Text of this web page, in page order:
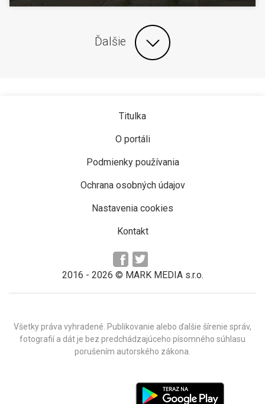
Ďalšie
Titulka
O portáli
Podmienky používania
Ochrana osobných údajov
Nastavenia cookies
Kontakt
2016 - 2026 © MARK MEDIA s.r.o.
Všetky práva vyhradené. Publikovanie alebo ďalšie šírenie správ,
fotografií a dát je bez predchádzajúceho písomného súhlasu
porušením autorského zákona.